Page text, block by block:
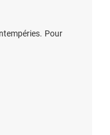
Pour